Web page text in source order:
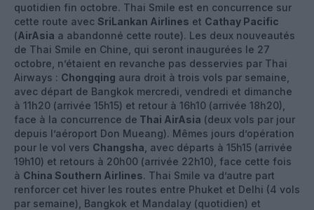
quotidien fin octobre. Thai Smile est en concurrence sur
cette route avec SriLankan Airlines et Cathay Pacific
(AirAsia a abandonné cette route). Les deux nouveautés
de Thai Smile en Chine, qui seront inaugurées le 27
octobre, n’étaient en revanche pas desservies par Thai
Airways : Chongqing aura droit à trois vols par semaine,
avec départ de Bangkok mercredi, vendredi et dimanche
à 11h20 (arrivée 15h15) et retour à 16h10 (arrivée 18h20),
face à la concurrence de Thai AirAsia (deux vols par jour
depuis l’aéroport Don Mueang). Mêmes jours d’opération
pour le vol vers Changsha , avec départs à 15h15 (arrivée
19h10) et retours à 20h00 (arrivée 22h10), face cette fois
à China Southern Airlines. Thai Smile va d’autre part
renforcer cet hiver les routes entre Phuket et Delhi (4 vols
par semaine), Bangkok et Mandalay (quotidien) et